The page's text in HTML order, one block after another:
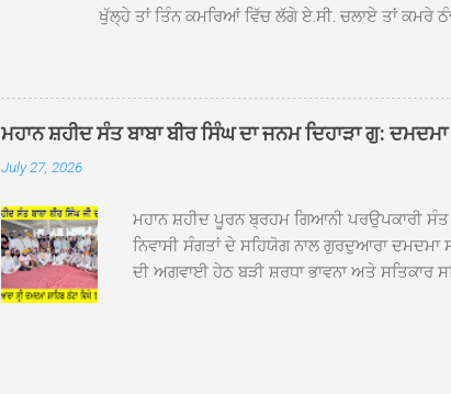
ਖੁੱਲ੍ਹੇ ਤਾਂ ਤਿੰਨ ਕਮਰਿਆਂ ਵਿੱਚ ਲੱਗੇ ਏ.ਸੀ. ਚਲਾਏ ਤਾਂ ਕਮਰੇ
ਦੱਸਿਆ ਕਿ ਉਹ ਛੁੱਟੀਆਂ ਦੌਰਾਨ ਵੀ ਸਕੂਲ ਗੇੜਾ ਮਾਰਦੇ ਸਨ
ਜਾਪਦੀ ਹੈ। ਇਸ ਮੌਕੇ ਸਕੂਲ ਸਟਾਫ ਮੈਂਬਰਾਂ ਅੰਜੂ ਬਾਲਾ,
ਸਕੂਲ ਵਿੱਚ ਪਿਛਲੇ ਸਾਲ ਤਿੰਨ ਏ. ਸੀ. ਲਾਉਣ ਦੀ ਸੇਵਾ
ਸੀ। ਉਨ੍ਹਾਂ ਦੱਸਿਆ ਕਿ ਏਸੀ ਚੋਰੀ ਹੋਣ ਨਾਲ ਬੱਚਿਆਂ ਦੇ
ਮਹਾਨ ਸ਼ਹੀਦ ਸੰਤ ਬਾਬਾ ਬੀਰ ਸਿੰਘ ਦਾ ਜਨਮ ਦਿਹਾੜਾ ਗੁ:
July 27, 2026
ਮਹਾਨ ਸ਼ਹੀਦ ਪੂਰਨ ਬ੍ਰਹਮ ਗਿਆਨੀ ਪਰਉਪਕਾਰੀ ਸੰਤ
ਨਿਵਾਸੀ ਸੰਗਤਾਂ ਦੇ ਸਹਿਯੋਗ ਨਾਲ ਗੁਰਦੁਆਰਾ ਦਮਦਮਾ
ਦੀ ਅਗਵਾਈ ਹੇਠ ਬੜੀ ਸ਼ਰਧਾ ਭਾਵਨਾ ਅਤੇ
ਹੇਠ ਹੋਈ ਜਿਸ ਵਿਚ ਸਮੁੱਚੇ ਇਲਾਕੇ ਦੀਆਂ ਵੱਡੀ